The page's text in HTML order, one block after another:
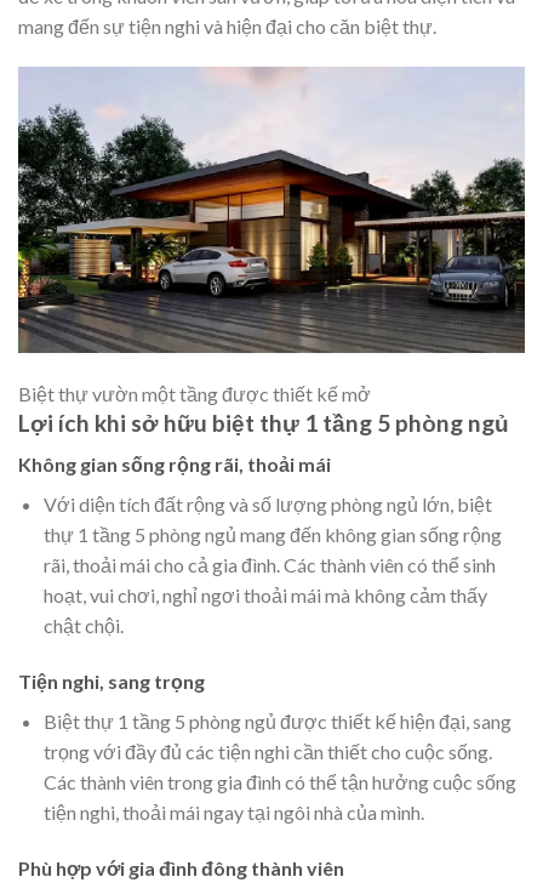
mang đến sự tiện nghi và hiện đại cho căn biệt thự.
Biệt thự vườn một tầng được thiết kế mở
Lợi ích khi sở hữu biệt thự 1 tầng 5 phòng ngủ
Không gian sống rộng rãi, thoải mái
Với diện tích đất rộng và số lượng phòng ngủ lớn, biệt
thự 1 tầng 5 phòng ngủ mang đến không gian sống rộng
rãi, thoải mái cho cả gia đình. Các thành viên có thể sinh
hoạt, vui chơi, nghỉ ngơi thoải mái mà không cảm thấy
chật chội.
Tiện nghi, sang trọng
Biệt thự 1 tầng 5 phòng ngủ được thiết kế hiện đại, sang
trọng với đầy đủ các tiện nghi cần thiết cho cuộc sống.
Các thành viên trong gia đình có thể tận hưởng cuộc sống
tiện nghi, thoải mái ngay tại ngôi nhà của mình.
Phù hợp với gia đình đông thành viên